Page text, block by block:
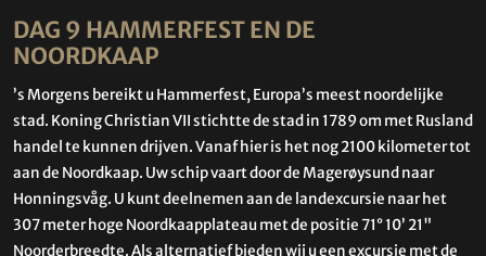
DAG 9 HAMMERFEST EN DE
NOORDKAAP
’s Morgens bereikt u Hammerfest, Europa’s meest noordelijke
stad. Koning Christian VII stichtte de stad in 1789 om met Rusland
handel te kunnen drijven. Vanaf hier is het nog 2100 kilometer tot
aan de Noordkaap. Uw schip vaart door de Magerøysund naar
Honningsvåg. U kunt deelnemen aan de landexcursie naar het
307 meter hoge Noordkaapplateau met de positie 71° 10’ 21"
Noorderbreedte. Als alternatief bieden wij u een excursie met de